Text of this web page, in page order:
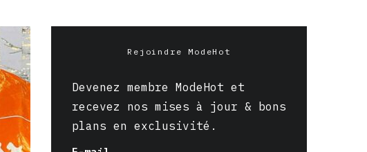
Rejoindre ModeHot
Devenez membre ModeHot et
recevez nos mises à jour & bons
plans en exclusivité.
E-mail